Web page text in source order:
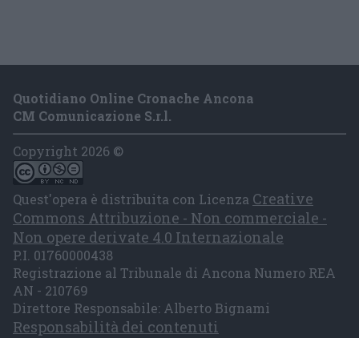
Quotidiano Online Cronache Ancona
CM Comunicazione S.r.l.
Copyright 2026 ©
Quest'opera è distribuita con Licenza Creative
Commons Attribuzione - Non commerciale -
Non opere derivate 4.0 Internazionale
P.I. 01760000438
Registrazione al Tribunale di Ancona Numero REA
AN - 210769
Direttore Responsabile: Alberto Bignami
Responsabilità dei contenuti